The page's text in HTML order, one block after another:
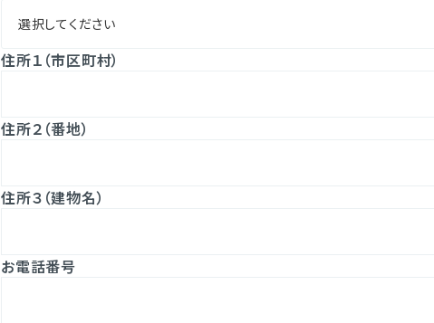
住所１（市区町村）
住所２（番地）
住所３（建物名）
お電話番号